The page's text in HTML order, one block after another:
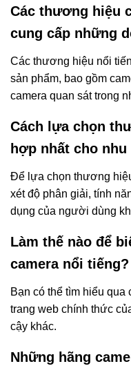
Các thương hiệu
cung cấp những
Các thương hiệu nổi
sản phẩm, bao gồm
camera quan sát trong
Cách lựa chọn
hợp nhất cho
Để lựa chọn thương
xét độ phân giải, tính
dụng của người dùng
Làm thế nào để
camera nổi tiếng?
Bạn có thể tìm hiểu qua
trang web chính thức
cậy khác.
Những hãng